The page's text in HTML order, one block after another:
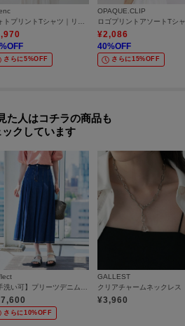
フォトプリントTシャツ｜リサイクルポリエステル
%OFF
さらに5%OFF
OPAQUE.CLIP
¥2,086
40%OFF
さらに15%OFF
た人はコチラの商品も
クしています
さらに10%OFF
GALLEST
クリアチャームネックレス
¥3,960